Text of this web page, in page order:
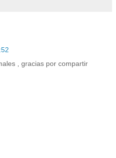
, gracias por compartir